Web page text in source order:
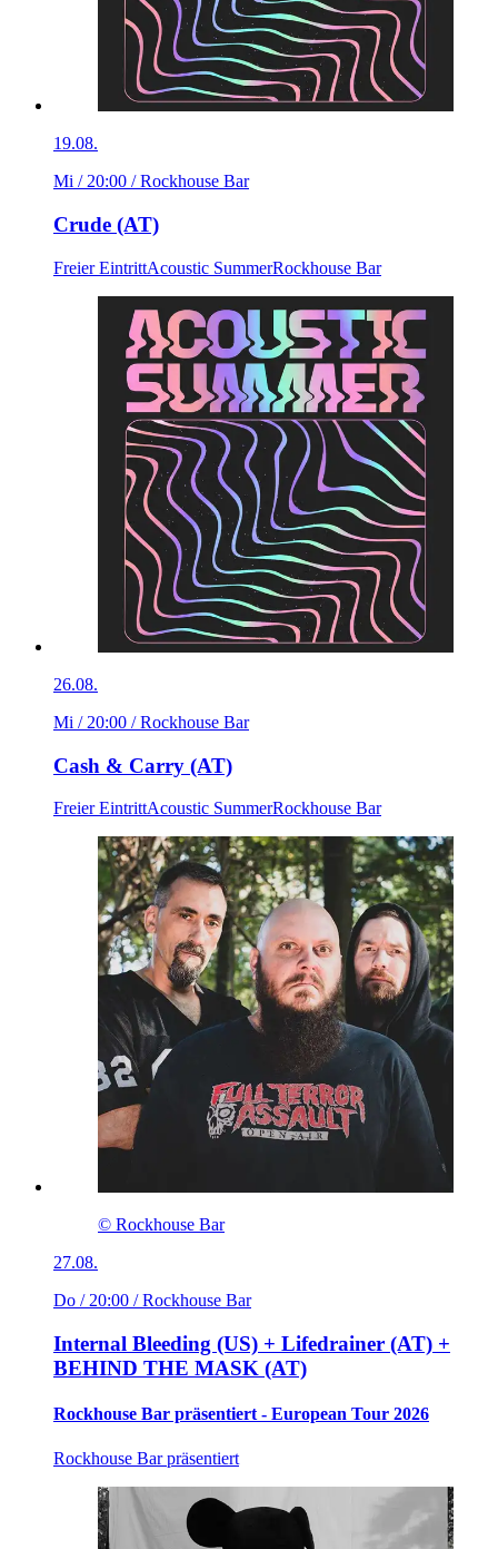
19.08.
Mi / 20:00 / Rockhouse Bar
Crude (AT)
Freier EintrittAcoustic SummerRockhouse Bar
26.08.
Mi / 20:00 / Rockhouse Bar
Cash & Carry (AT)
Freier EintrittAcoustic SummerRockhouse Bar
© Rockhouse Bar
27.08.
Do / 20:00 / Rockhouse Bar
Internal Bleeding (US) + Lifedrainer (AT) +
BEHIND THE MASK (AT)
Rockhouse Bar präsentiert - European Tour 2026
Rockhouse Bar präsentiert